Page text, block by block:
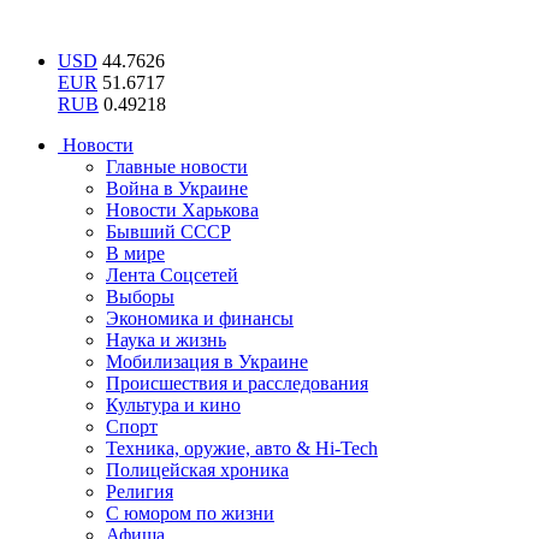
USD 44.7626
EUR 51.6717
RUB 0.49218
Новости
Главные новости
Война в Украине
Новости Харькова
Бывший СССР
В мире
Лента Соцсетей
Выборы
Экономика и финансы
Наука и жизнь
Мобилизация в Украине
Происшествия и расследования
Культура и кино
Спорт
Техника, оружие, авто & Hi-Tech
Полицейская хроника
Религия
С юмором по жизни
Афиша